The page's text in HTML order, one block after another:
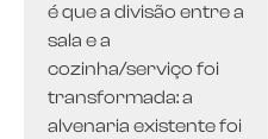
é que a divisão entre a
sala e a
cozinha/serviço foi
transformada: a
alvenaria existente foi